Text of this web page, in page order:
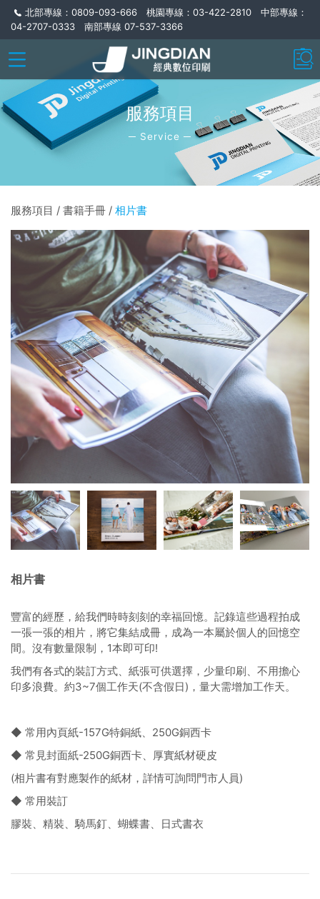
北部專線：0809-093-666 桃園專線：03-422-2810 中部專線：
04-2707-0333 南部專線 07-537-3366
服務項目
─ Service ─
服務項目 / 書籍手冊 / 相片書
相片書
豐富的經歷，給我們時時刻刻的幸福回憶。記錄這些過程拍成
一張一張的相片，將它集結成冊，成為一本屬於個人的回憶空
間。沒有數量限制，1本即可印!
我們有各式的裝訂方式、紙張可供選擇，少量印刷、不用擔心
印多浪費。約3~7個工作天(不含假日)，量大需增加工作天。
◆ 常用內頁紙-157G特銅紙、250G銅西卡
◆ 常見封面紙-250G銅西卡、厚實紙材硬皮
(相片書有對應製作的紙材，詳情可詢問門市人員)
◆ 常用裝訂
膠裝、精裝、騎馬釘、蝴蝶書、日式書衣